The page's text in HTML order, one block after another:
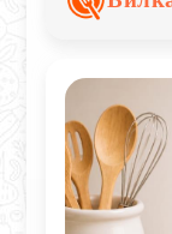
ароматной